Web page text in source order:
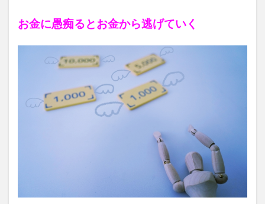
お金に愚痴るとお金から逃げていく